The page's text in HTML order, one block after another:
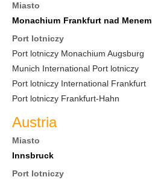
Miasto
Monachium Frankfurt nad Menem
Port lotniczy
Port lotniczy Monachium Augsburg
Munich International Port lotniczy
Port lotniczy International Frankfurt
Port lotniczy Frankfurt-Hahn
Austria
Miasto
Innsbruck
Port lotniczy